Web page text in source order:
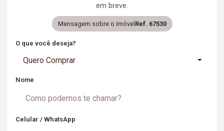
em breve.
Mensagem sobre o imóvelRef. 67530
O que você deseja?
Quero Comprar
Nome
Celular / WhatsApp